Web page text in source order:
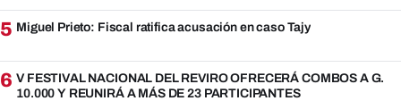
5 Miguel Prieto: Fiscal ratifica acusación en caso Tajy
6 V FESTIVAL NACIONAL DEL REVIRO OFRECERÁ COMBOS A G.
10.000 Y REUNIRÁ A MÁS DE 23 PARTICIPANTES